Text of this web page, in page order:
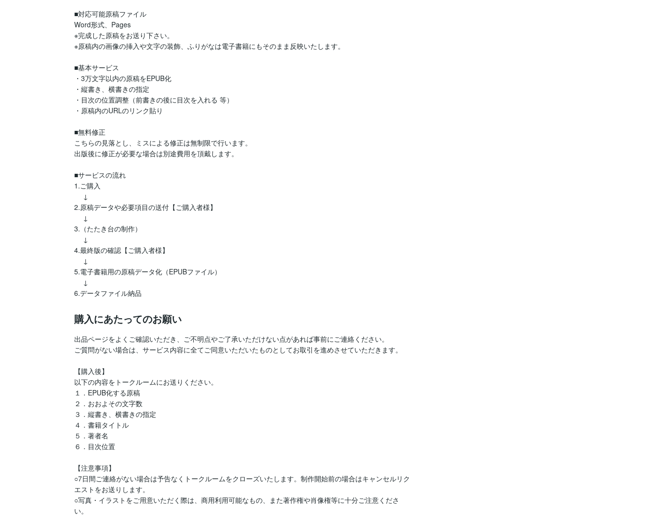
■対応可能原稿ファイル
Word形式、Pages
※完成した原稿をお送り下さい。
※原稿内の画像の挿入や文字の装飾、ふりがなは電子書籍にもそのまま反映いたします。
■基本サービス
・3万文字以内の原稿をEPUB化
・縦書き、横書きの指定
・目次の位置調整（前書きの後に目次を入れる 等）
・原稿内のURLのリンク貼り
■無料修正
こちらの見落とし、ミスによる修正は無制限で行います。
出版後に修正が必要な場合は別途費用を頂戴します。
■サービスの流れ
1.ご購入
↓
2.原稿データや必要項目の送付【ご購入者様】
↓
3.（たたき台の制作）
↓
4.最終版の確認【ご購入者様】
↓
5.電子書籍用の原稿データ化（EPUBファイル）
↓
6.データファイル納品
購入にあたってのお願い
出品ページをよくご確認いただき、ご不明点やご了承いただけない点があれば事前にご連絡ください。
ご質問がない場合は、サービス内容に全てご同意いただいたものとしてお取引を進めさせていただきます。
【購入後】
以下の内容をトークルームにお送りください。
１．EPUB化する原稿
２．おおよその文字数
３．縦書き、横書きの指定
４．書籍タイトル
５．著者名
６．目次位置
【注意事項】
○7日間ご連絡がない場合は予告なくトークルームをクローズいたします。制作開始前の場合はキャンセルリク
エストをお送りします。
○写真・イラストをご用意いただく際は、商用利用可能なもの、また著作権や肖像権等に十分ご注意くださ
い。